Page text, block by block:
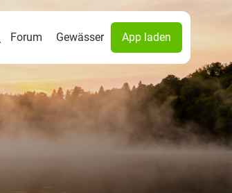
Forum Gewässer App laden